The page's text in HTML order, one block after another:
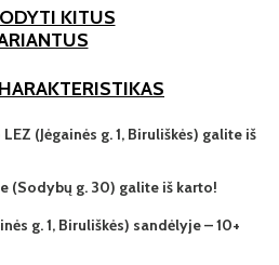
KITUS
(Jėgainės g. 1, Biruliškės) galite iš
(Sodybų g. 30) galite iš karto!
g. 1, Biruliškės) sandėlyje – 10+